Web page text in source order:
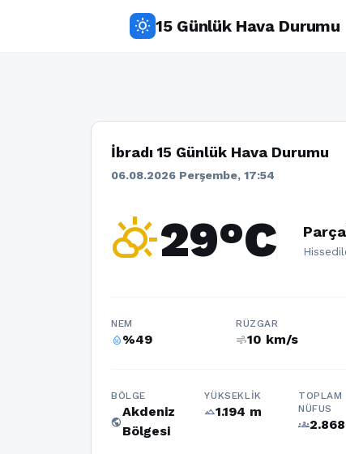
wb_sunny 15 Günlük Hava Durumu
İbradı 15 Günlük Hava Durumu
06.08.2026 Perşembe, 17:54
partly_cloudy_day29°C
NEM
humidity_percentage%49
RÜZGAR
air10 km/s
BÖLGE
public
Akdeniz
Bölgesi
YÜKSEKLIK
terrain1.194 m
TOPLAM
NÜFUS
groups2.868